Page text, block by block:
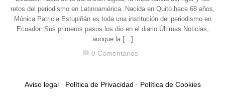
retos del periodismo en Latinoamérica. Nacida en Quito hace 68 años,
Mónica Patricia Estupiñán es toda una institución del periodismo en
Ecuador. Sus primeros pasos los dio en el diario Últimas Noticias,
aunque la […]
chat_bubble 0 Comentarios
Aviso legal· Política de Privacidad · Política de Cookies